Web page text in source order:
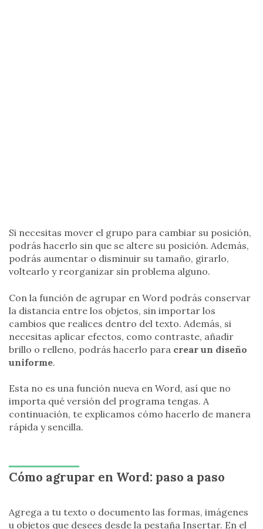
Si necesitas mover el grupo para cambiar su posición,
podrás hacerlo sin que se altere su posición. Además,
podrás aumentar o disminuir su tamaño, girarlo,
voltearlo y reorganizar sin problema alguno.
Con la función de agrupar en Word podrás conservar
la distancia entre los objetos, sin importar los
cambios que realices dentro del texto. Además, si
necesitas aplicar efectos, como contraste, añadir
brillo o relleno, podrás hacerlo para crear un diseño
uniforme.
Esta no es una función nueva en Word, así que no
importa qué versión del programa tengas. A
continuación, te explicamos cómo hacerlo de manera
rápida y sencilla.
Cómo agrupar en Word: paso a paso
Agrega a tu texto o documento las formas, imágenes
u objetos que desees desde la pestaña Insertar. En el